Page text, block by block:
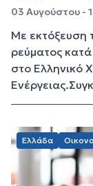
03 Αυγούστου -
Με εκτόξευση
ρεύματος
στο Ελληνικό
Ελλάδα